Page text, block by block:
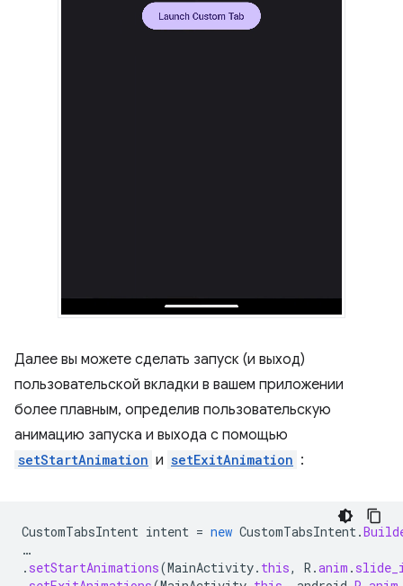
Далее вы можете сделать запуск (и выход)
пользовательской вкладки в вашем приложении
более плавным, определив пользовательскую
анимацию запуска и выхода с помощью
setStartAnimation и setExitAnimation :
CustomTabsIntent intent = new CustomTabsIntent.
…
. setStartAnimations(MainActivity. this, R .anim .